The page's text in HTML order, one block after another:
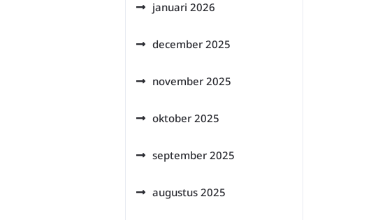
januari 2026
december 2025
november 2025
oktober 2025
september 2025
augustus 2025